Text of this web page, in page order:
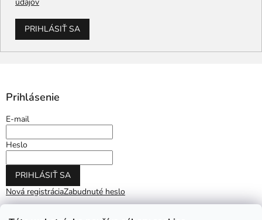
PRIHLÁSIŤ SA
Prihlásenie
E-mail
Heslo
PRIHLÁSIŤ SA
Nová registráciaZabudnuté heslo